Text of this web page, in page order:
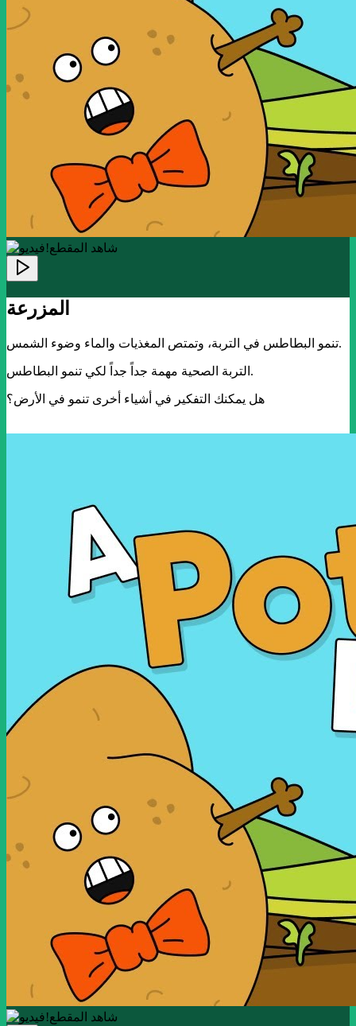
!شاهد المقطع
المزرعة
تنمو البطاطس في التربة، وتمتص المغذيات والماء وضوء الشمس.
التربة الصحية مهمة جداً جداً لكي تنمو البطاطس.
هل يمكنك التفكير في أشياء أخرى تنمو في الأرض؟
!شاهد المقطع